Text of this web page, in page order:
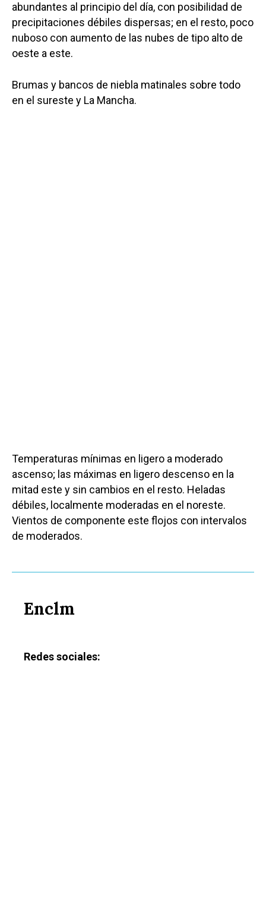
abundantes al principio del día, con posibilidad de
precipitaciones débiles dispersas; en el resto, poco
nuboso con aumento de las nubes de tipo alto de
oeste a este.
Brumas y bancos de niebla matinales sobre todo
en el sureste y La Mancha.
Temperaturas mínimas en ligero a moderado
ascenso; las máximas en ligero descenso en la
mitad este y sin cambios en el resto. Heladas
débiles, localmente moderadas en el noreste.
Vientos de componente este flojos con intervalos
de moderados.
Enclm
Redes sociales: